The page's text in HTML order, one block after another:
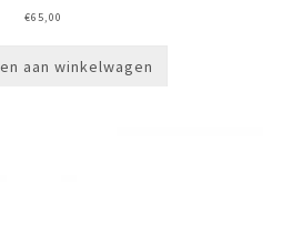
€65,00
aan winkelwagen